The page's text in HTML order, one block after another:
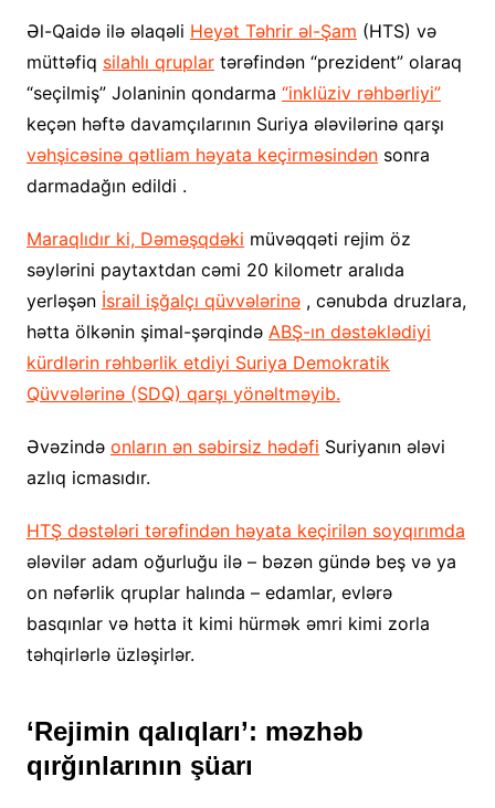
Əl-Qaidə ilə əlaqəli Heyət Təhrir əl-Şam (HTS) və
müttəfiq silahlı qruplartərəfindən “prezident” olaraq
“seçilmiş” Jolaninin qondarma “inklüziv rəhbərliyi”
keçən həftə davamçılarının Suriya ələvilərinə qarşı
vəhşicəsinə qətliam həyata keçirməsindənsonra
darmadağın edildi .
Maraqlıdır ki, Dəməşqdəki müvəqqəti rejim öz
səylərini paytaxtdan cəmi 20 kilometr aralıda
yerləşən İsrail işğalçı qüvvələrinə, cənubda druzlara,
hətta ölkənin şimal-şərqində ABŞ-ın dəstəklədiyi
kürdlərin rəhbərlik etdiyi Suriya Demokratik
Qüvvələrinə (SDQ) qarşı yönəltməyib.
Əvəzində onların ən səbirsiz hədəfi Suriyanın ələvi
azlıq icmasıdır.
HTŞ dəstələri tərəfindən həyata keçirilən soyqırımda
ələvilər adam oğurluğu ilə – bəzən gündə beş və ya
on nəfərlik qruplar halında – edamlar, evlərə
basqınlar və hətta it kimi hürmək əmri kimi zorla
təhqirlərlə üzləşirlər.
‘Rejimin qalıqları’: məzhəb
qırğınlarının şüarı